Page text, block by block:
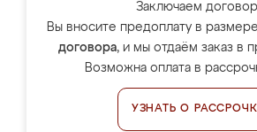
Заключаем
Вы вносите предоплату в размере
договора, и мы отдаём заказ в
Возможна оплата в
УЗНАТЬ О